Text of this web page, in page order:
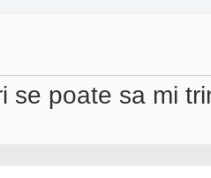
se poate sa mi